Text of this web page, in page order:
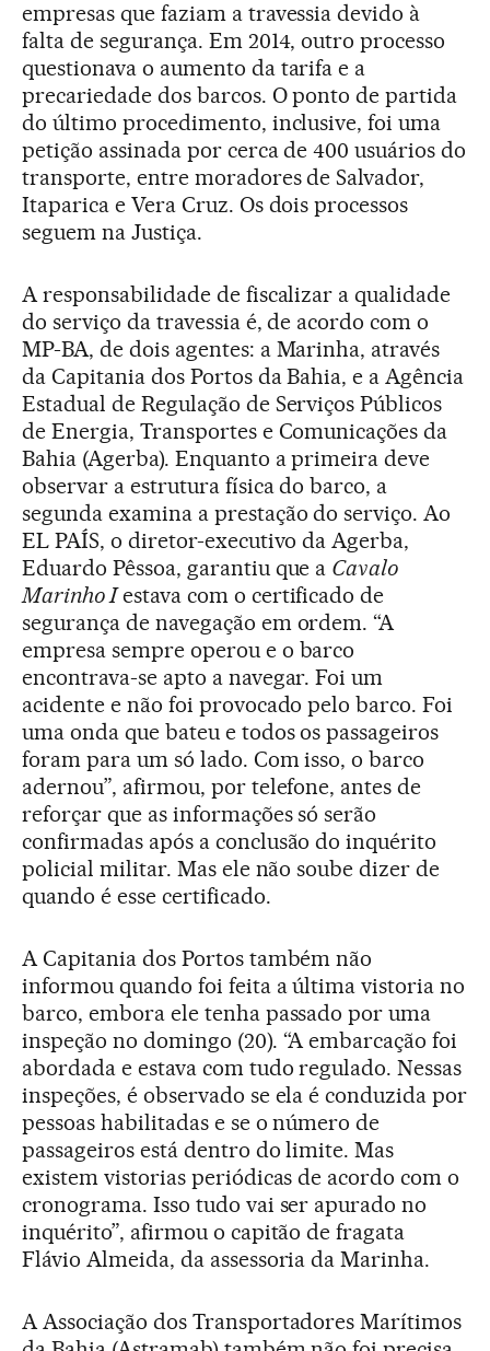
empresas que faziam a travessia devido à
falta de segurança. Em 2014, outro processo
questionava o aumento da tarifa e a
precariedade dos barcos. O ponto de partida
do último procedimento, inclusive, foi uma
petição assinada por cerca de 400 usuários do
transporte, entre moradores de Salvador,
Itaparica e Vera Cruz. Os dois processos
seguem na Justiça.
A responsabilidade de fiscalizar a qualidade
do serviço da travessia é, de acordo com o
MP-BA, de dois agentes: a Marinha, através
da Capitania dos Portos da Bahia, e a Agência
Estadual de Regulação de Serviços Públicos
de Energia, Transportes e Comunicações da
Bahia (Agerba). Enquanto a primeira deve
observar a estrutura física do barco, a
segunda examina a prestação do serviço. Ao
EL PAÍS, o diretor-executivo da Agerba,
Eduardo Pêssoa, garantiu que a Cavalo
Marinho Iestava com o certificado de
segurança de navegação em ordem. “A
empresa sempre operou e o barco
encontrava-se apto a navegar. Foi um
acidente e não foi provocado pelo barco. Foi
uma onda que bateu e todos os passageiros
foram para um só lado. Com isso, o barco
adernou”, afirmou, por telefone, antes de
reforçar que as informações só serão
confirmadas após a conclusão do inquérito
policial militar. Mas ele não soube dizer de
quando é esse certificado.
A Capitania dos Portos também não
informou quando foi feita a última vistoria no
barco, embora ele tenha passado por uma
inspeção no domingo (20). “A embarcação foi
abordada e estava com tudo regulado. Nessas
inspeções, é observado se ela é conduzida por
pessoas habilitadas e se o número de
passageiros está dentro do limite. Mas
existem vistorias periódicas de acordo com o
cronograma. Isso tudo vai ser apurado no
inquérito”, afirmou o capitão de fragata
Flávio Almeida, da assessoria da Marinha.
A Associação dos Transportadores Marítimos